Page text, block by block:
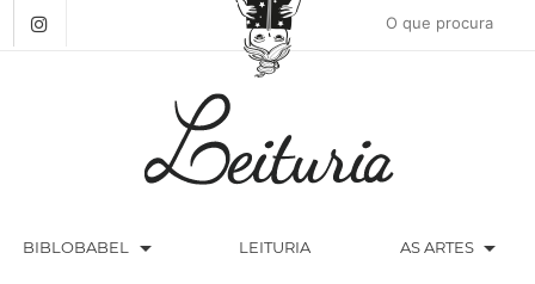
BIBLOBABEL arrow_drop_down LEITURIA AS ARTES arrow_drop_down